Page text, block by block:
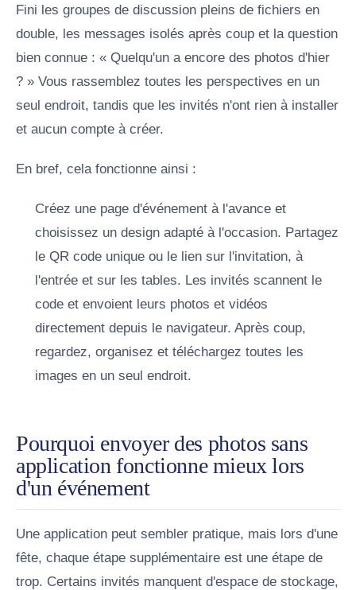
Fini les groupes de discussion pleins de fichiers en
double, les messages isolés après coup et la question
bien connue : « Quelqu'un a encore des photos d'hier
? » Vous rassemblez toutes les perspectives en un
seul endroit, tandis que les invités n'ont rien à installer
et aucun compte à créer.
En bref, cela fonctionne ainsi :
Créez une page d'événement à l'avance et
choisissez un design adapté à l'occasion. Partagez
le QR code unique ou le lien sur l'invitation, à
l'entrée et sur les tables. Les invités scannent le
code et envoient leurs photos et vidéos
directement depuis le navigateur. Après coup,
regardez, organisez et téléchargez toutes les
images en un seul endroit.
Pourquoi envoyer des photos sans
application fonctionne mieux lors
d'un événement
Une application peut sembler pratique, mais lors d'une
fête, chaque étape supplémentaire est une étape de
trop. Certains invités manquent d'espace de stockage,